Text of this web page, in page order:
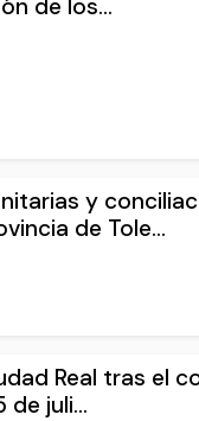
de los...
y
de Tole...
Real tras el
de juli...